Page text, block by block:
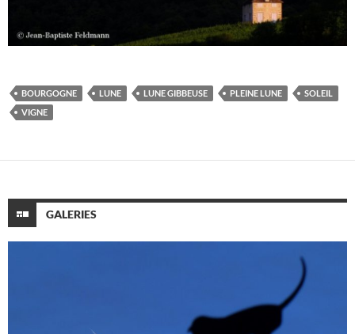
BOURGOGNE LUNE LUNE GIBBEUSE PLEINE LUNE
SOLEIL
VIGNE
GALERIES